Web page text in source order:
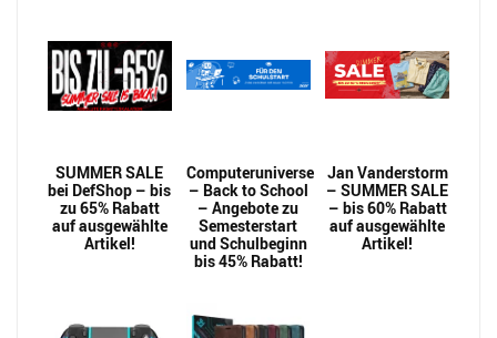
SUMMER SALE
bei DefShop – bis
zu 65% Rabatt
auf ausgewählte
Artikel!
Computeruniverse
– Back to School
– Angebote zu
Semesterstart
und Schulbeginn
bis 45% Rabatt!
Jan Vanderstorm
– SUMMER SALE
– bis 60% Rabatt
auf ausgewählte
Artikel!